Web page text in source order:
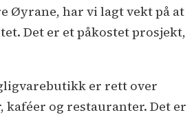
Øyrane, har vi lagt vekt på at
Det er et påkostet prosjekt,
er rett over
og restauranter. Det er